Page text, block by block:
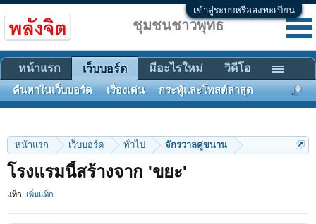
เข้าสู่ระบบหรือลงทะเบียน
หน้าแรก เว็บบอร์ด ทั่วไป จักรวาลคู่ขนาน
โรงแรมนี้สร้างจาก 'ขยะ'
แท็ก: เพิ่มแท็ก
ชุมชนชาวพุทธ
หน้าแรก เว็บบอร์ด
ค้นหาในเว็บบอร์ด เรื่องเด่น กระทู้และโพสต์ล่าสุด
มีอะไรใหม่ วิดีโอ